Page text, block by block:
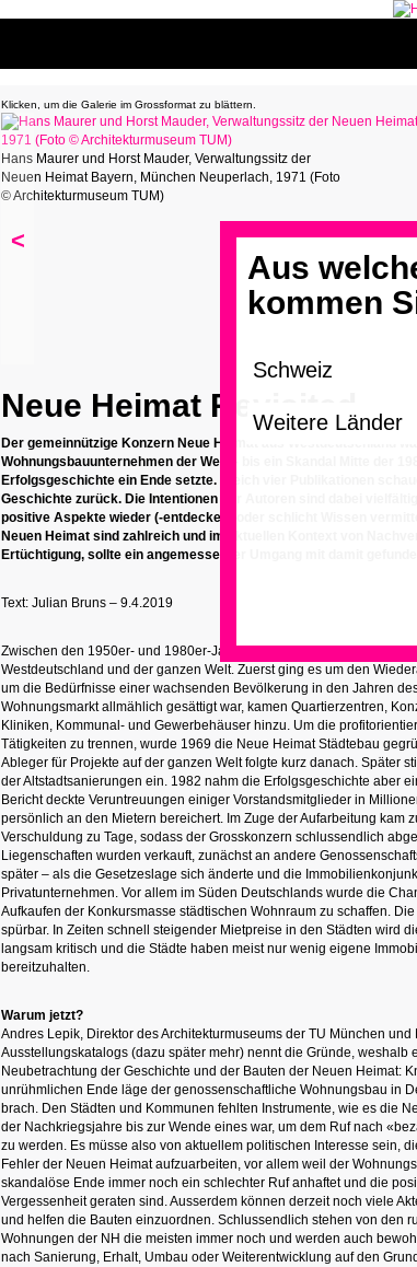
Aus
kommen
Klicken, um die Galerie im Grossformat zu blättern.
Hans Maurer und Horst Mauder, Verwaltungssitz der
Neuen Heimat Bayern, München Neuperlach, 1971 (Foto
© Architekturmuseum TUM)
<
Neue Heimat Revisited
Der gemeinnützige Konzern Neue Heimat aus Westdeutschland
Wohnungsbauunternehmen der Welt – bis ein Skandal Mitte der
Erfolgsgeschichte ein Ende setzte. Gleich vier Publikationen
Geschichte zurück. Die Intentionen der Autoren sind dabei
positive Aspekte wieder (-entdecken) oder schlicht Wissen
Neuen Heimat sind zahlreich und im aktuellen Kontext von
Ertüchtigung, sollte ein angemesserner Umgang mit damit
Text: Julian Bruns – 9.4.2019
Zwischen den 1950er- und 1980er-Jahren baute die Neue Heimat
Westdeutschland und der ganzen Welt. Zuerst ging es um den
um die Bedürfnisse einer wachsenden Bevölkerung in den Jahren
Wohnungsmarkt allmählich gesättigt war, kamen Quartierzentren,
Kliniken, Kommunal- und Gewerbehäuser hinzu. Um die
Tätigkeiten zu trennen, wurde 1969 die Neue Heimat Städtebau
Ableger für Projekte auf der ganzen Welt folgte kurz danach. Später
der Altstadtsanierungen ein. 1982 nahm die Erfolgsgeschichte aber
Bericht deckte Veruntreuungen einiger Vorstandsmitglieder in
persönlich an den Mietern bereichert. Im Zuge der Aufarbeitung kam
Verschuldung zu Tage, sodass der Grosskonzern schlussendlich
Liegenschaften wurden verkauft, zunächst an andere
später – als die Gesetzeslage sich änderte und die
Privatunternehmen. Vor allem im Süden Deutschlands wurde die
Aufkaufen der Konkursmasse städtischen Wohnraum zu schaffen.
spürbar. In Zeiten schnell steigender Mietpreise in den Städten wird
langsam kritisch und die Städte haben meist nur wenig eigene
bereitzuhalten.
Warum jetzt?
Andres Lepik, Direktor des Architekturmuseums der TU München
Ausstellungskatalogs (dazu später mehr) nennt die Gründe, weshalb
Neubetrachtung der Geschichte und der Bauten der Neuen Heimat:
unrühmlichen Ende läge der genossenschaftliche Wohnungsbau in
brach. Den Städten und Kommunen fehlten Instrumente, wie es die
der Nachkriegsjahre bis zur Wende eines war, um dem Ruf nach
zu werden. Es müsse also von aktuellem politischen Interesse sein,
Fehler der Neuen Heimat aufzuarbeiten, vor allem weil der
skandalöse Ende immer noch ein schlechter Ruf anhaftet und die
Vergessenheit geraten sind. Ausserdem können derzeit noch viele
und helfen die Bauten einzuordnen. Schlussendlich stehen von den
Wohnungen der NH die meisten immer noch und werden auch
nach Sanierung, Erhalt, Umbau oder Weiterentwicklung auf den